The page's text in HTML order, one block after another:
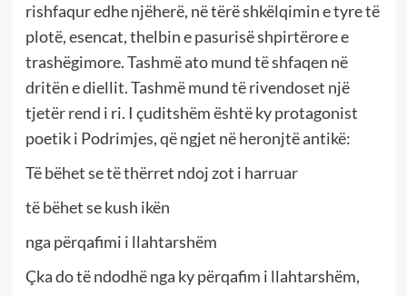
rishfaqur edhe njëherë, në tërë shkëlqimin e tyre të
plotë, esencat, thelbin e pasurisë shpirtërore e
trashëgimore. Tashmë ato mund të shfaqen në
dritën e diellit. Tashmë mund të rivendoset një
tjetër rend i ri. I çuditshëm është ky protagonist
poetik i Podrimjes, që ngjet në heronjtë antikë:
Të bëhet se të thërret ndoj zot i harruar
të bëhet se kush ikën
nga përqafimi i llahtarshëm
Çka do të ndodhë nga ky përqafim i llahtarshëm,